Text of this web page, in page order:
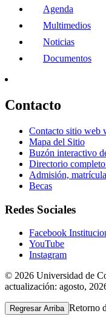
Agenda
Multimedios
Noticias
Documentos
Contacto
Contacto sitio web
Mapa del Sitio
Buzón interactivo
Directorio
Admisión,
Becas
Redes Sociales
Facebook
YouTube
Instagram
© 2026 Universidad de
actualización: agosto,
Regresar Arriba Retorno